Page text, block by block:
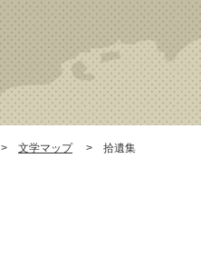
文学マップ 拾遺集